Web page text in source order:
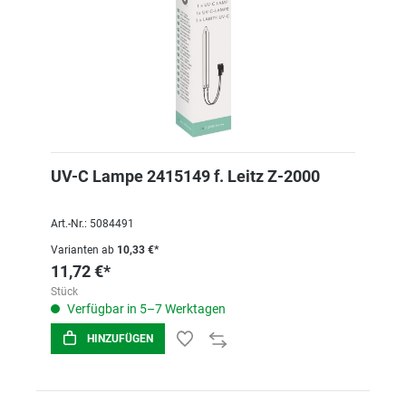
UV-C Lampe 2415149 f. Leitz Z-2000
Art.-Nr.: 5084491
Varianten ab 10,33 €*
11,72 €*
Stück
Verfügbar in 5–7 Werktagen
HINZUFÜGEN